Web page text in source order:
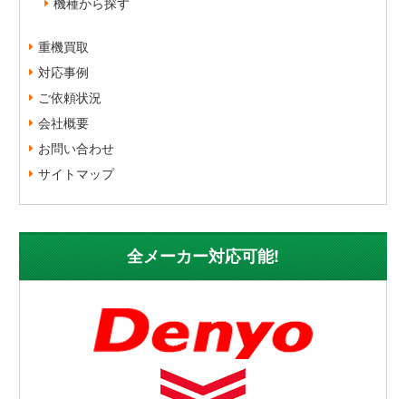
重機買取
対応事例
ご依頼状況
会社概要
お問い合わせ
サイトマップ
全メーカー対応可能!